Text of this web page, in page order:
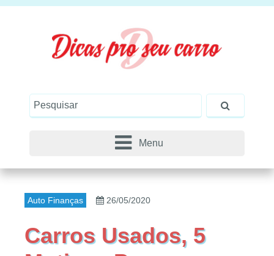
Menu
Auto Finanças 26/05/2020
Carros Usados, 5